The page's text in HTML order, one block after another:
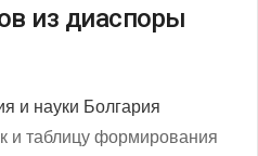
из диаспоры
и науки Болгария
и таблицу формирования